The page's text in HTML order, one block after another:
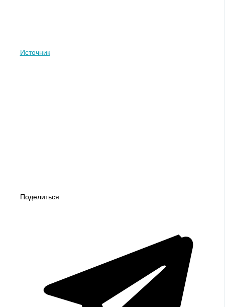
Источник
Поделиться